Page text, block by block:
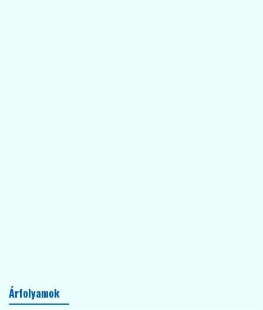
Árfolyamok